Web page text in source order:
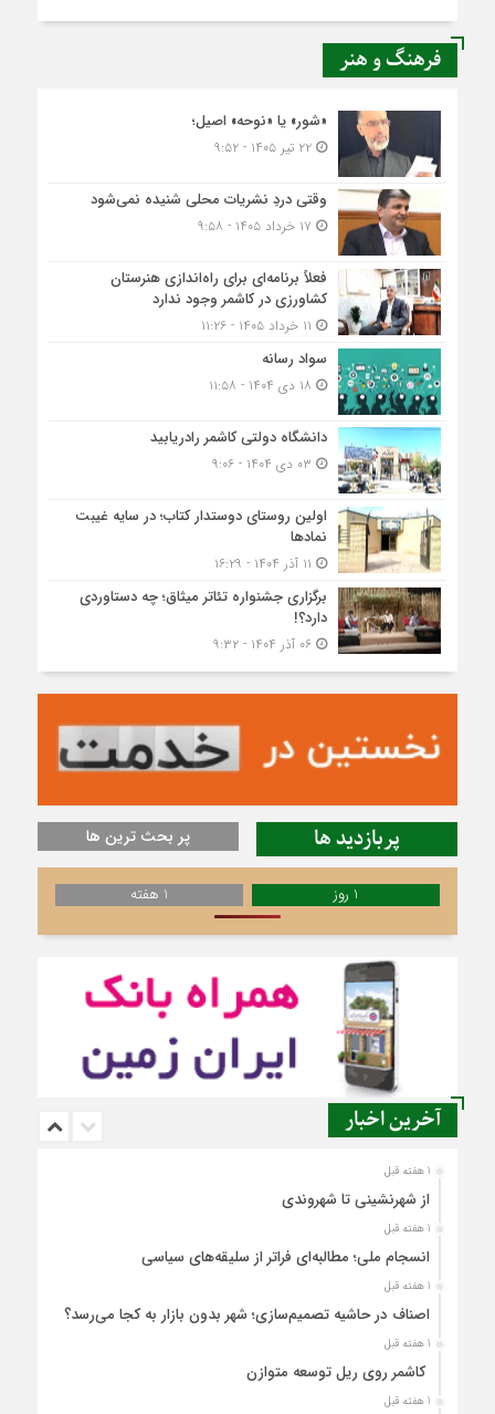
فرهنگ و هنر
«شور» یا «نوحه» اصیل؛
۲۲ تیر ۱۴۰۵ - ۹:۵۲
وقتی دردِ نشریات محلی شنیده نمی‌شود
فعلاً برنامه‌ای برای راه‌اندازی هنرستان
کشاورزی در کاشمر وجود ندارد
سواد رسانه
دانشگاه دولتی کاشمر‌ رادریابید
اولین روستای دوستدار کتاب؛ در سایه غیبت
نمادها
برگزاری جشنواره تئاتر میثاق؛ چه دستاوردی
دارد؟!
۰۶ آذر ۱۴۰۴ - ۹:۳۲
پربازدید ها پر بحث ترین ها
1 روز 1 هفته
آخرین اخبار
1 هفته قبل
از شهرنشینی تا شهروندی
1 هفته قبل
انسجام ملی؛ مطالبه‌ای فراتر از سلیقه‌های سیاسی
1 هفته قبل
اصناف در حاشیه تصمیم‌سازی؛ شهر بدون بازار به کجا می‌رسد؟
1 هفته قبل
کاشمر روی ریل توسعه متوازن
1 هفته قبل